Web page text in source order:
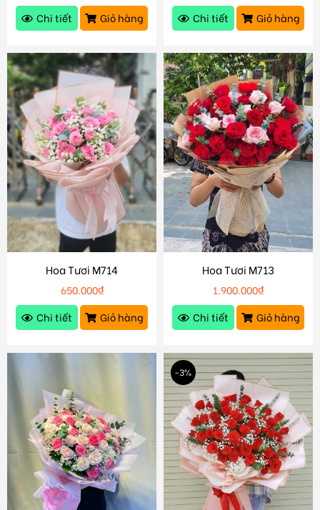
Chi tiết
Giỏ hàng
Chi tiết
Giỏ hàng
Hoa Tươi M714
650.000₫
Chi tiết
Giỏ hàng
Hoa Tươi M713
1.900.000₫
Chi tiết
Giỏ hàng
-3%